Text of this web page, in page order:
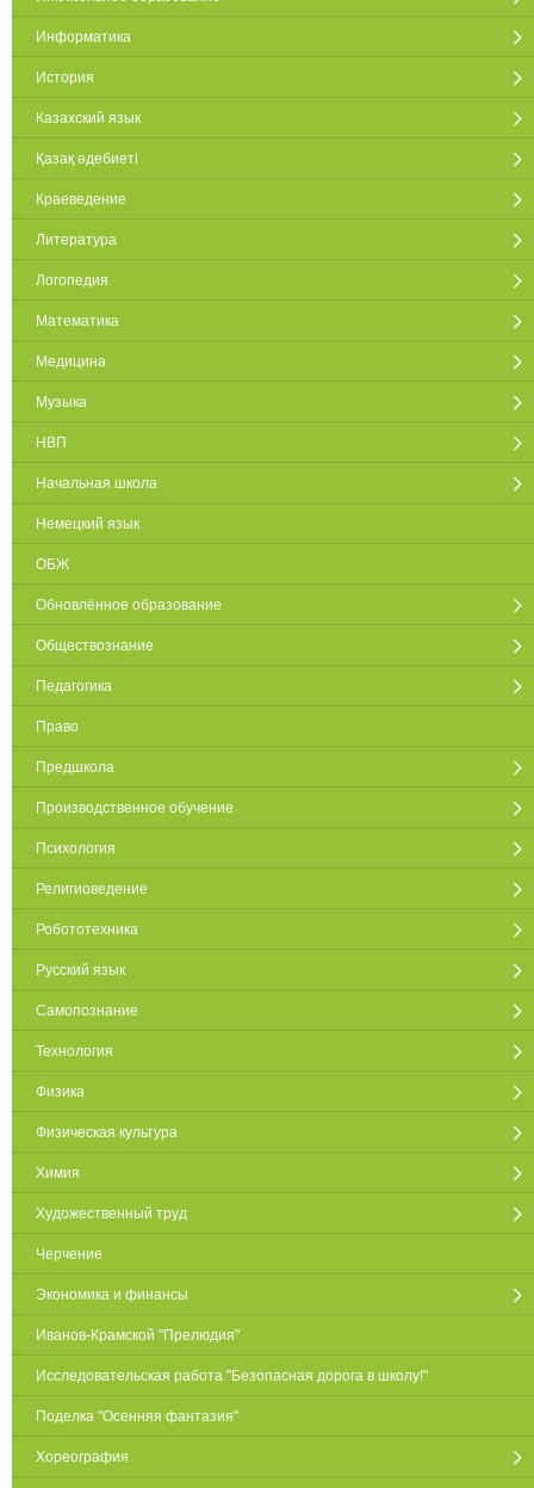
Информатика
История
Казахский язык
Қазақ әдебиеті
Краеведение
Литература
Логопедия
Математика
Медицина
Музыка
НВП
Начальная школа
Немецкий язык
ОБЖ
Обновлённое образование
Обществознание
Педагогика
Право
Предшкола
Производственное обучение
Психология
Религиоведение
Робототехника
Русский язык
Самопознание
Технология
Физика
Физическая культура
Химия
Художественный труд
Черчение
Экономика и финансы
Иванов-Крамской "Прелюдия"
Исследовательская работа "Безопасная дорога в школу!"
Поделка "Осенняя фантазия"
Хореография